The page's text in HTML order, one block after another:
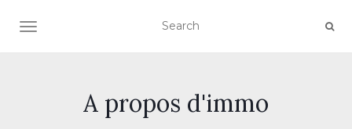
AFFICHER/MASQUER LA NAVIGATION
A propos d'immo